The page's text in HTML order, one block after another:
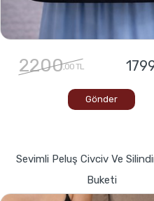
2200,00 TL
Gönder
Sevimli Peluş Civciv Ve
Buketi